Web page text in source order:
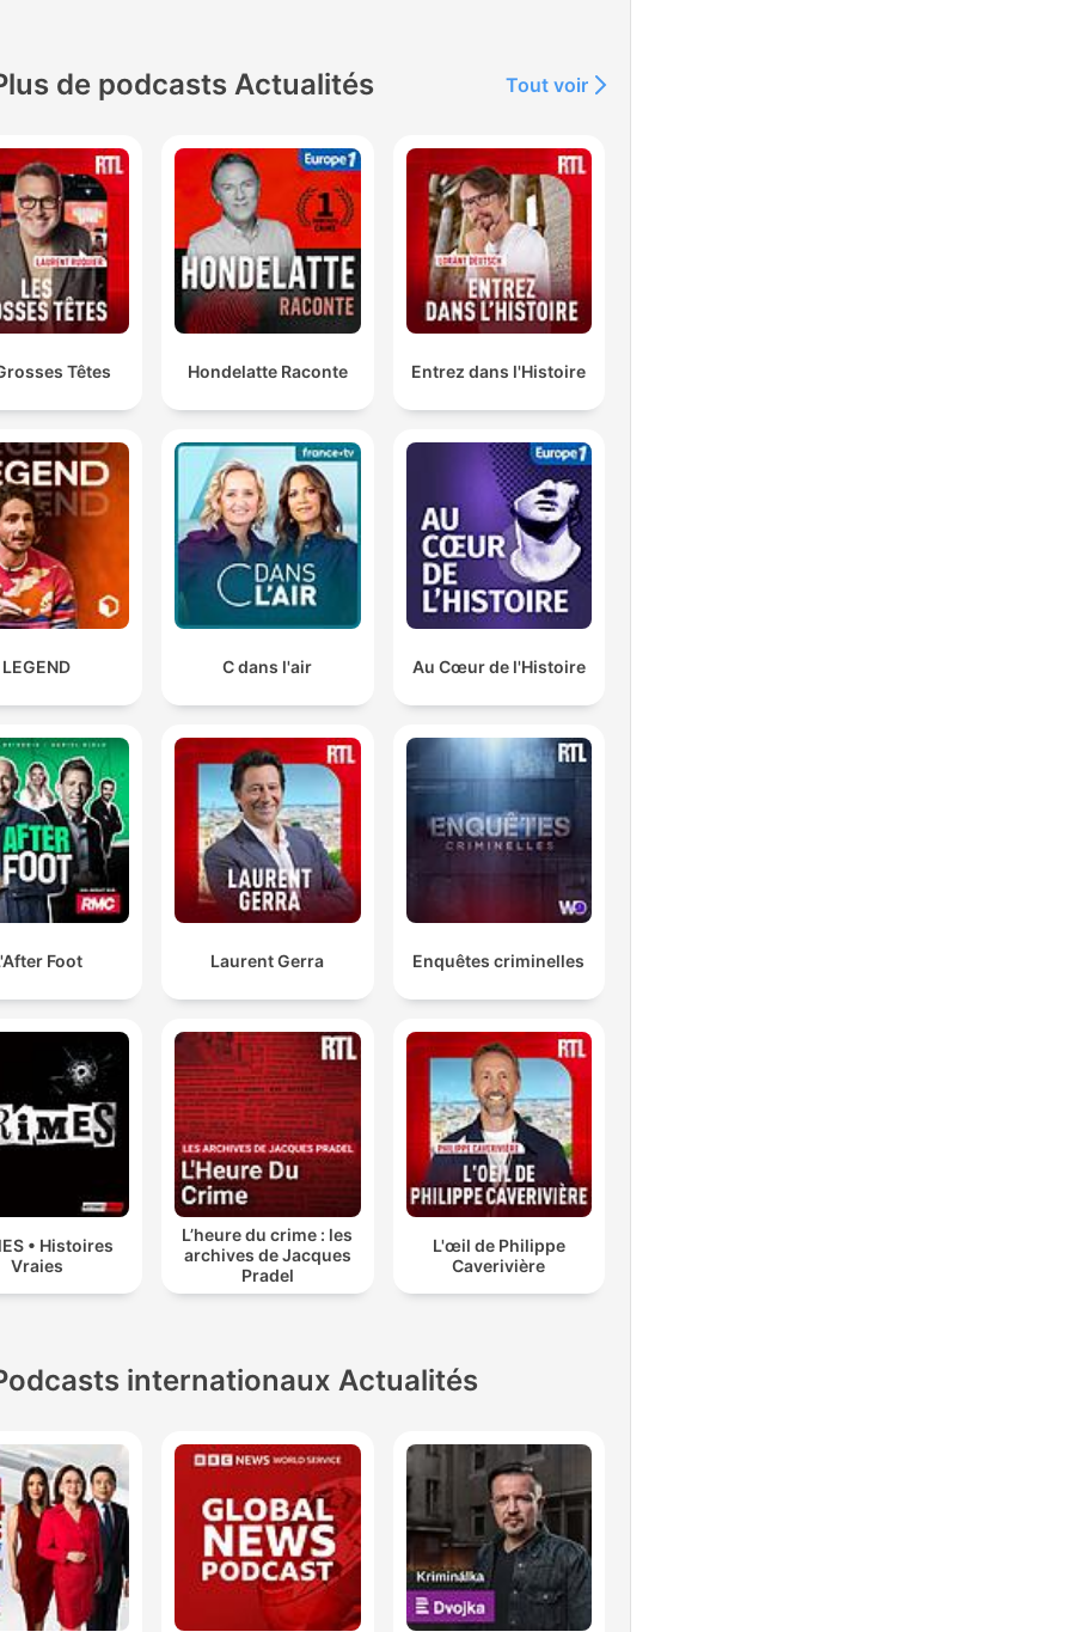
de podcasts Actualités Tout voir
Têtes Hondelatte Raconte Entrez dans l'Histoire
LEGEND C dans l'air Au Cœur de l'Histoire
Foot Laurent Gerra Enquêtes criminelles
• Histoires
Vraies
L’heure du crime : les
archives de Jacques
Pradel
L'œil de Philippe
Caverivière
internationaux Actualités